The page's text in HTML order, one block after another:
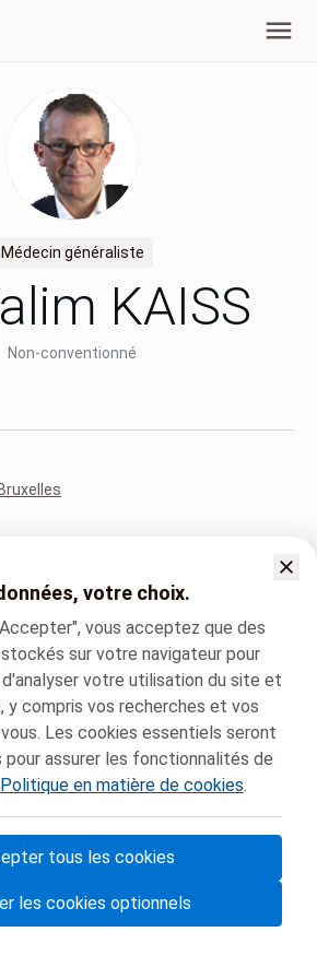
Médecin généraliste
KAISS
Non-conventionné
(Français)
Dr. Salim KAISS
rendez-vous médicaux en Belgique 🇧🇪
votre choix.
vous acceptez que des
sur votre navigateur pour
votre utilisation du site et
y compris vos recherches et vos
Les cookies essentiels seront
assurer les fonctionnalités de
Politique en matière de cookies.
tous les cookies
les cookies optionnels